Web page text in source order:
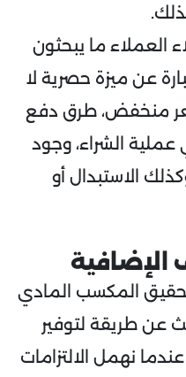
العملاء ما يبحثون
عن ميزة حصرية لا
منخفض، طرق دفع
عملية الشراء، وجود
الاستبدال أو
المكسب المادي
عن طريقة لتوفير
نهمل الالتزامات